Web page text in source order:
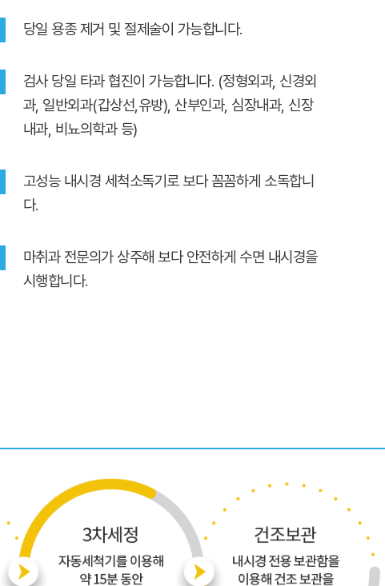
당일 용종 제거 및 절제술이 가능합니다.
검사 당일 타과 협진이 가능합니다. (정형외과, 신경외
과, 일반외과(갑상선,유방), 산부인과, 심장내과, 신장
내과, 비뇨의학과 등)
고성능 내시경 세척소독기로 보다 꼼꼼하게 소독합니
다.
마취과 전문의가 상주해 보다 안전하게 수면 내시경을
시행합니다.